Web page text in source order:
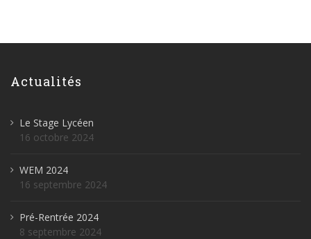
Actualités
Le Stage Lycéen
16 octobre 2024
WEM 2024
16 septembre 2024
Pré-Rentrée 2024
8 septembre 2024